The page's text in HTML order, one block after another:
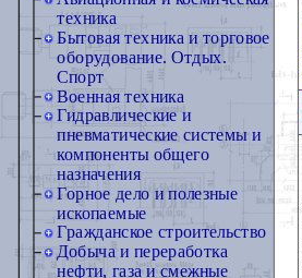
техника
Бытовая техника и торговое
оборудование. Отдых.
Спорт
Военная техника
Гидравлические и
пневматические системы и
компоненты общего
назначения
Горное дело и полезные
ископаемые
Гражданское строительство
Добыча и переработка
нефти, газа и смежные